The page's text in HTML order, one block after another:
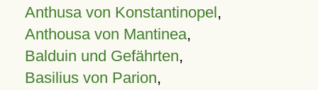
Anthusa von Konstantinopel,
Anthousa von Mantinea,
Balduin und Gefährten,
Basilius von Parion,